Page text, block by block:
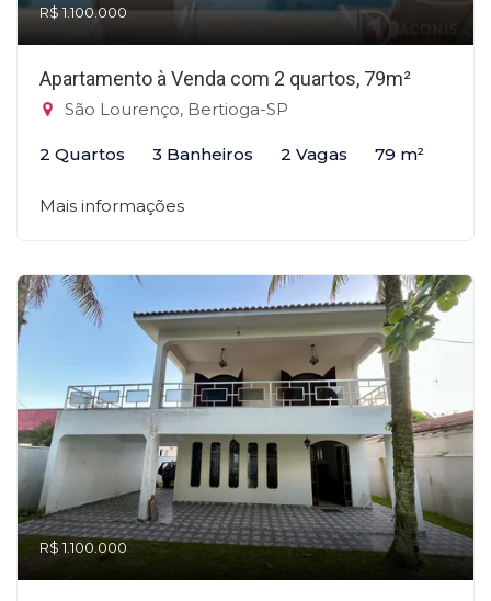
R$ 1.100.000
Apartamento à Venda com 2 quartos, 79m²
São Lourenço, Bertioga-SP
2 Quartos 3 Banheiros 2 Vagas 79 m²
Mais informações
R$ 1.100.000